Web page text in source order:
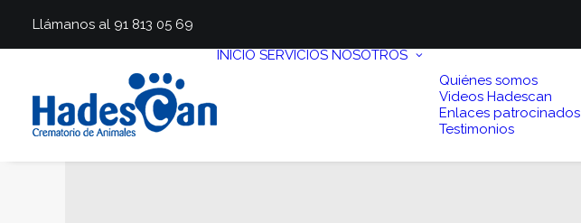
Llámanos al 91 813 05 69
INICIO SERVICIOS NOSOTROS
Quiénes somos
Videos Hadescan
Enlaces patrocinados
Testimonios